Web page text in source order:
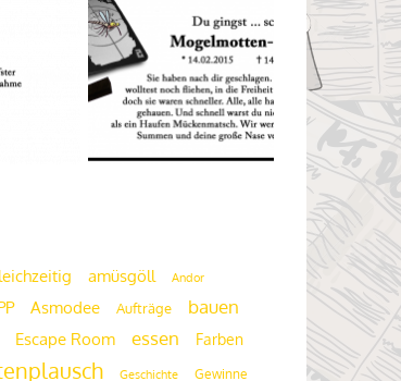
amüsgöll Andor
Asmodee Aufträge
bauen
Escape Room essen Farben
Geschichte Gewinne